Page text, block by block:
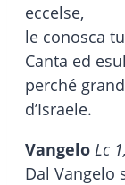
eccelse,
le conosca
Canta ed
perché
d’Israele.
Vangelo Lc
Dal Vangelo